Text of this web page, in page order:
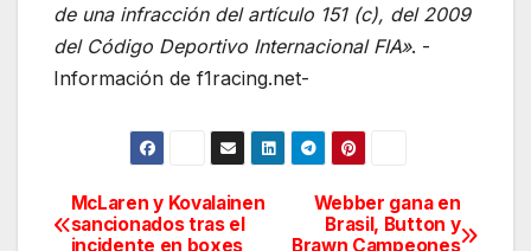
de una infracción del artículo 151 (c), del 2009
del Código Deportivo Internacional FIA». -
Información de f1racing.net-
Navegación
Webber gana en
Brasil, Button y
Brawn Campeones
McLaren y Kovalainen
sancionados tras el
incidente en boxes